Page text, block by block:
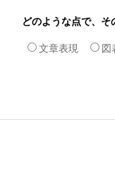
どのような点で、
文章表現 図